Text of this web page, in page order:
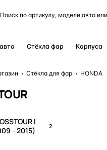
Стёкла фар Корпуса
› Стёкла для фар › HONDA
I
- 2015)
2